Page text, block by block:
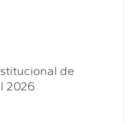
de
2026